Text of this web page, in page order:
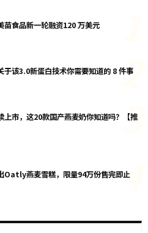
苗食品新一轮融资120 万美元
于该3.0新蛋白技术你需要知道的 8 件事
2
上市，这20款国产燕麦奶你知道吗？【推
3
Oatly燕麦雪糕，限量94万份售完即止
4